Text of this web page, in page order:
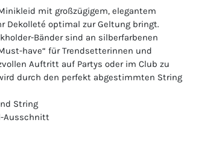
mit großzügigem, elegantem
Dekolleté optimal zur Geltung bringt.
Bänder sind an silberfarbenen
have“ für Trendsetterinnen und
Auftritt auf Partys oder im Club zu
durch den perfekt abgestimmten String
String
Ausschnitt